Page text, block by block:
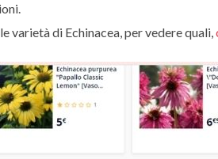
varietà di Echinacea, per vedere quali,